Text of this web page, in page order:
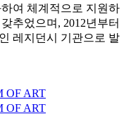
여 체계적으로 지원하
추었으며, 2012년부터
레지던시 기관으로 발